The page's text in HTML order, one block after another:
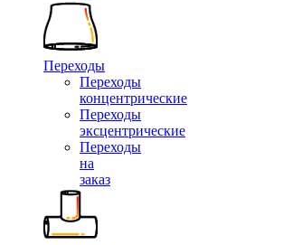
Переходы
Переходы
концентрические
Переходы
эксцентрические
Переходы
на
заказ